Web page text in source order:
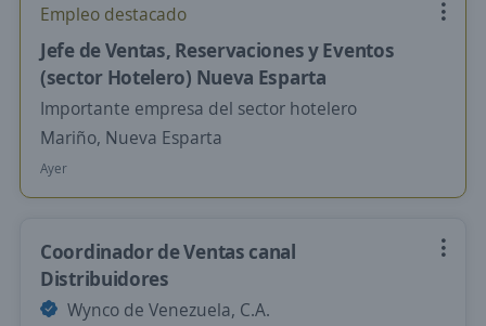
Empleo destacado
Jefe de Ventas, Reservaciones y Eventos
(sector Hotelero) Nueva Esparta
Importante empresa del sector hotelero
Mariño, Nueva Esparta
Ayer
Coordinador de Ventas canal
Distribuidores
Wynco de Venezuela, C.A.